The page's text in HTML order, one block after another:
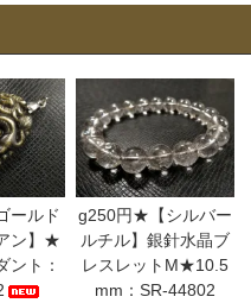
ールド
ン】★
ント：
g250円★【シルバー
ルチル】銀針水晶ブ
レスレットM★10.5
mm：SR-44802